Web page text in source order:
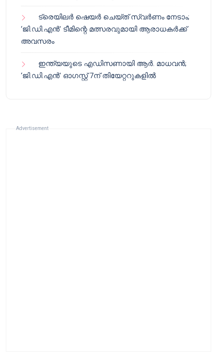
ട്രെയിലർ ഷെയർ ചെയ്‌ത് സ്വർണം നേടാം;
‘ജി.ഡി.എൻ’ ടീമിന്റെ മത്സരവുമായി ആരാധകർക്ക്
അവസരം
ഇന്ത്യയുടെ എഡിസണായി ആർ. മാധവൻ;
‘ജി.ഡി.എൻ’ ഓഗസ്റ്റ് 7ന് തിയേറ്ററുകളിൽ
Advertisement